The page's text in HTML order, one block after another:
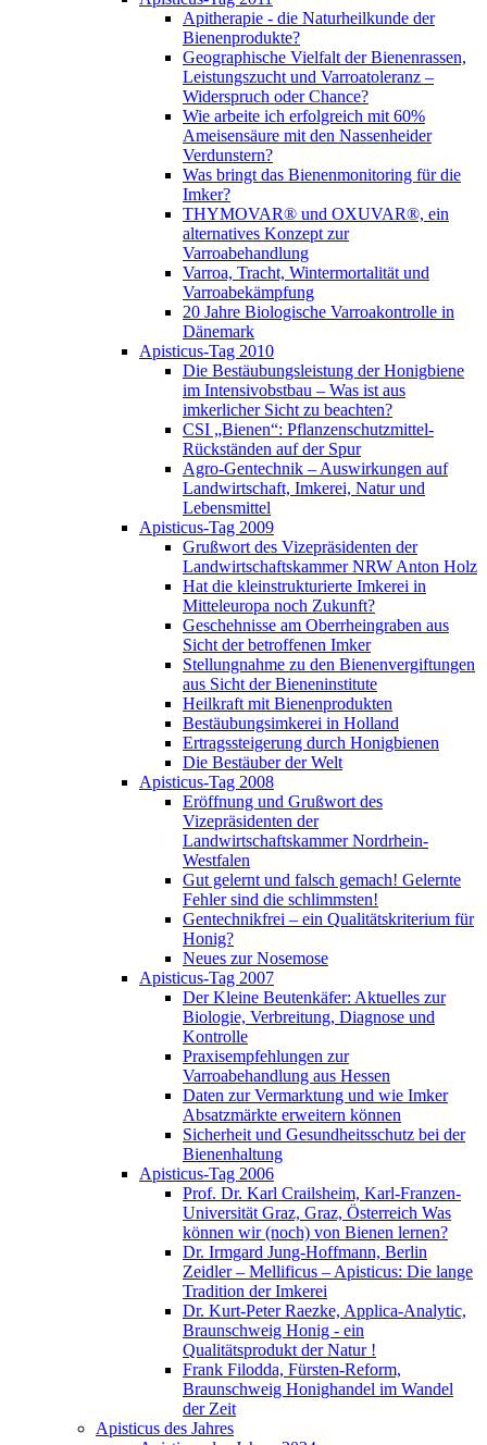
Apitherapie - die Naturheilkunde der
Bienenprodukte?
Geographische Vielfalt der Bienenrassen,
Leistungszucht und Varroatoleranz –
Widerspruch oder Chance?
Wie arbeite ich erfolgreich mit 60%
Ameisensäure mit den Nassenheider
Verdunstern?
Was bringt das Bienenmonitoring für die
Imker?
THYMOVAR® und OXUVAR®, ein
alternatives Konzept zur
Varroabehandlung
Varroa, Tracht, Wintermortalität und
Varroabekämpfung
20 Jahre Biologische Varroakontrolle in
Dänemark
Apisticus-Tag 2010
Die Bestäubungsleistung der Honigbiene
im Intensivobstbau – Was ist aus
imkerlicher Sicht zu beachten?
CSI „Bienen“: Pflanzenschutzmittel-
Rückständen auf der Spur
Agro-Gentechnik – Auswirkungen auf
Landwirtschaft, Imkerei, Natur und
Lebensmittel
Apisticus-Tag 2009
Grußwort des Vizepräsidenten der
Landwirtschaftskammer NRW Anton Holz
Hat die kleinstrukturierte Imkerei in
Mitteleuropa noch Zukunft?
Geschehnisse am Oberrheingraben aus
Sicht der betroffenen Imker
Stellungnahme zu den Bienenvergiftungen
aus Sicht der Bieneninstitute
Heilkraft mit Bienenprodukten
Bestäubungsimkerei in Holland
Ertragssteigerung durch Honigbienen
Die Bestäuber der Welt
Apisticus-Tag 2008
Eröffnung und Grußwort des
Vizepräsidenten der
Landwirtschaftskammer Nordrhein-
Westfalen
Gut gelernt und falsch gemach! Gelernte
Fehler sind die schlimmsten!
Gentechnikfrei – ein Qualitätskriterium für
Honig?
Neues zur Nosemose
Apisticus-Tag 2007
Der Kleine Beutenkäfer: Aktuelles zur
Biologie, Verbreitung, Diagnose und
Kontrolle
Praxisempfehlungen zur
Varroabehandlung aus Hessen
Daten zur Vermarktung und wie Imker
Absatzmärkte erweitern können
Sicherheit und Gesundheitsschutz bei der
Bienenhaltung
Apisticus-Tag 2006
Prof. Dr. Karl Crailsheim, Karl-Franzen-
Universität Graz, Graz, Österreich Was
können wir (noch) von Bienen lernen?
Dr. Irmgard Jung-Hoffmann, Berlin
Zeidler – Mellificus – Apisticus: Die lange
Tradition der Imkerei
Dr. Kurt-Peter Raezke, Applica-Analytic,
Braunschweig Honig - ein
Qualitätsprodukt der Natur !
Frank Filodda, Fürsten-Reform,
Braunschweig Honighandel im Wandel
der Zeit
Apisticus des Jahres